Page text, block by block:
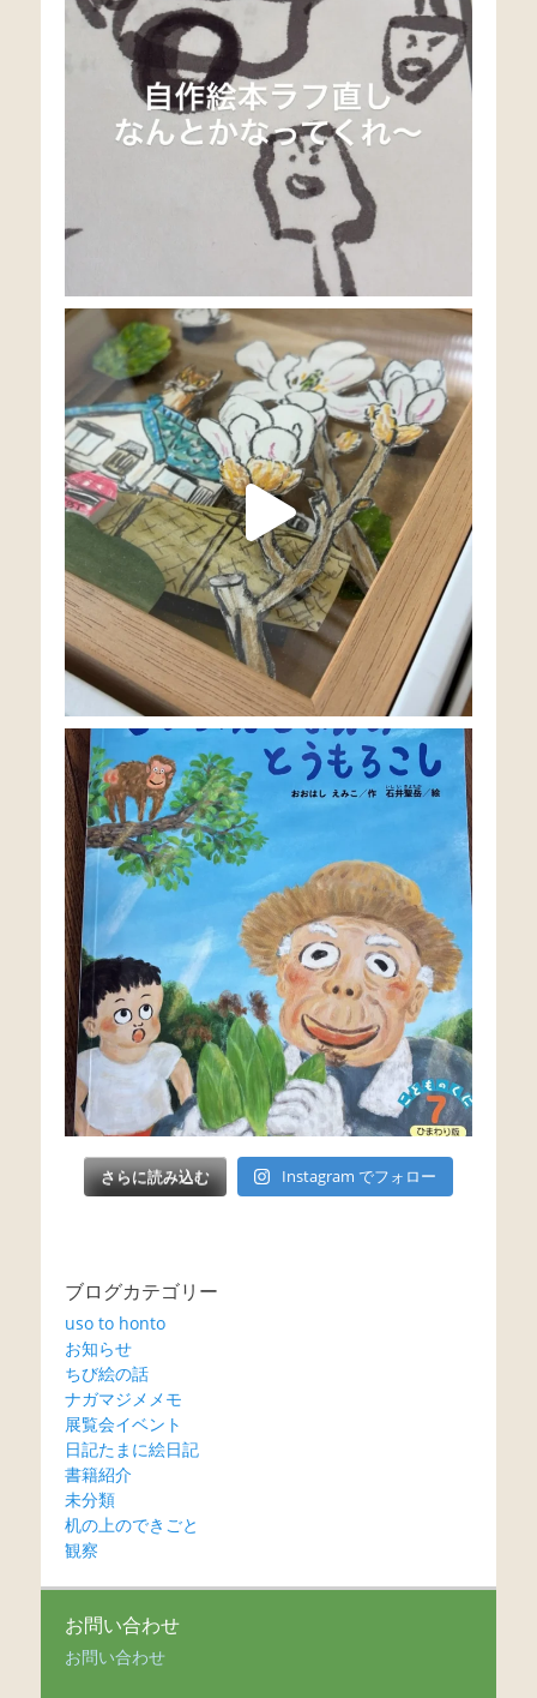
さらに読み込む Instagram でフォロー
ブログカテゴリー
uso to honto
お知らせ
ちび絵の話
ナガマジメメモ
展覧会イベント
日記たまに絵日記
書籍紹介
未分類
机の上のできごと
観察
お問い合わせ
お問い合わせ